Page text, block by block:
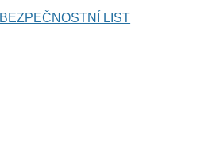
BEZPEČNOSTNÍ LIST